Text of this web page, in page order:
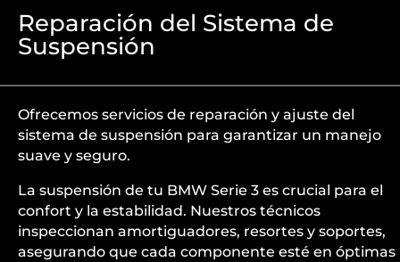
Reparación del Sistema de
Suspensión
Ofrecemos servicios de reparación y ajuste del
sistema de suspensión para garantizar un manejo
suave y seguro.
La suspensión de tu BMW Serie 3 es crucial para el
confort y la estabilidad. Nuestros técnicos
inspeccionan amortiguadores, resortes y soportes,
asegurando que cada componente esté en óptimas